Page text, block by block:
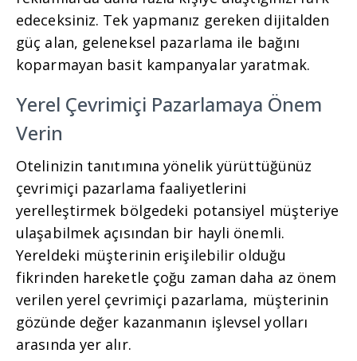
edeceksiniz. Tek yapmanız gereken dijitalden
güç alan, geleneksel pazarlama ile bağını
koparmayan basit kampanyalar yaratmak.
Yerel Çevrimiçi Pazarlamaya Önem
Verin
Otelinizin tanıtımına yönelik yürüttüğünüz
çevrimiçi pazarlama faaliyetlerini
yerelleştirmek bölgedeki potansiyel müşteriye
ulaşabilmek açısından bir hayli önemli.
Yereldeki müşterinin erişilebilir olduğu
fikrinden hareketle çoğu zaman daha az önem
verilen yerel çevrimiçi pazarlama, müşterinin
gözünde değer kazanmanın işlevsel yolları
arasında yer alır.